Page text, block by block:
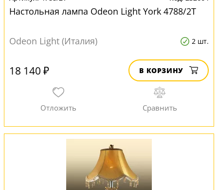
Настольная лампа Odeon Light York 4788/2T
Odeon Light (Италия) 2 шт.
18 140 ₽ В КОРЗИНУ